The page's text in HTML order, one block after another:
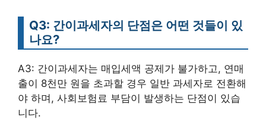
Q3: 간이과세자의 단점은 어떤 것들이 있
나요?
A3: 간이과세자는 매입세액 공제가 불가하고, 연매
출이 8천만 원을 초과할 경우 일반 과세자로 전환해
야 하며, 사회보험료 부담이 발생하는 단점이 있습
니다.